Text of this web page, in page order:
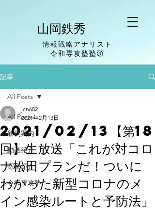
山岡鉄秀
情報戦略アナリスト
​令和専攻塾塾頭
記事
All Posts
新刊案内
動画紹介
寄稿紹介
令和専攻塾
All Posts
2021/02/13【第18
回】生放送「これが対コロ
ナ松田プランだ！ついに
わかった新型コロナのメ
イン感染ルートと予防法」
jcn682
2021年2月13日